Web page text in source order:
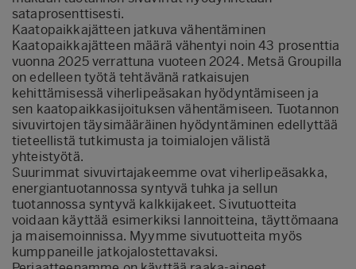
sataprosenttisesti.
Kaatopaikkajätteen jatkuva vähentäminen
Kaatopaikkajätteen määrä vähentyi noin 43 prosenttia
vuonna 2025 verrattuna vuoteen 2024. Metsä Groupilla
on edelleen työtä tehtävänä ratkaisujen
kehittämisessä viherlipeäsakan hyödyntämiseen ja
sen kaatopaikkasijoituksen vähentämiseen. Tuotannon
sivuvirtojen täysimääräinen hyödyntäminen edellyttää
tieteellistä tutkimusta ja toimialojen välistä
yhteistyötä.
Suurimmat sivuvirtajakeemme ovat viherlipeäsakka,
energiantuotannossa syntyvä tuhka ja sellun
tuotannossa syntyvä kalkkijakeet. Sivutuotteita
voidaan käyttää esimerkiksi lannoitteina, täyttömaana
ja maisemoinnissa. Myymme sivutuotteita myös
kumppaneille jatkojalostettavaksi.